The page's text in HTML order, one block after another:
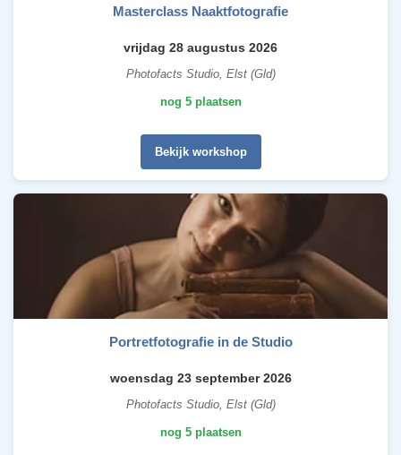
Masterclass Naaktfotografie
vrijdag 28 augustus 2026
Photofacts Studio, Elst (Gld)
nog 5 plaatsen
Bekijk workshop
Portretfotografie in de Studio
woensdag 23 september 2026
Photofacts Studio, Elst (Gld)
nog 5 plaatsen